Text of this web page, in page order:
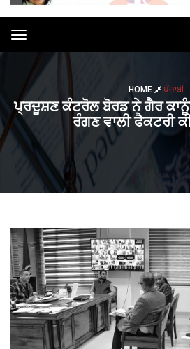
Toggle
navigation
HOME ਪੰਜਾਬੀ
ਪ੍ਰਦੂਸ਼ਣ ਕੰਟਰੋਲ ਬੋਰਡ ਨੇ ਗੈਰ
ਰੰਗਣ ਵਾਲੀ ਫੈਕਟਰੀ